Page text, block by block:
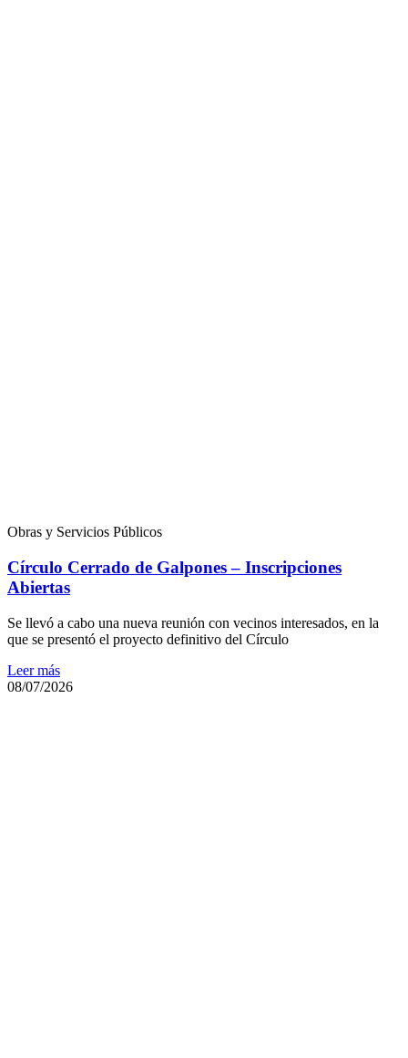
Obras y Servicios Públicos
Círculo Cerrado de Galpones – Inscripciones
Abiertas
Se llevó a cabo una nueva reunión con vecinos interesados, en la
que se presentó el proyecto definitivo del Círculo
Leer más
08/07/2026